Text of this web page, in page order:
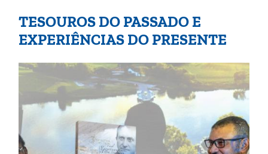
TESOUROS DO PASSADO E
EXPERIÊNCIAS DO PRESENTE